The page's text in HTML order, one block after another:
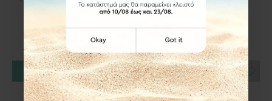
Frans Interior Design
ΚΑΛΆΘΙ
Frans Interior Design
ΚΑΛΆΘΙ